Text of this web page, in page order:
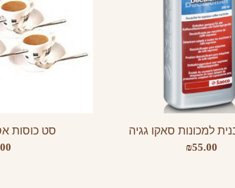
למכונות סאקו גגיה
₪55.00
סט כוסות